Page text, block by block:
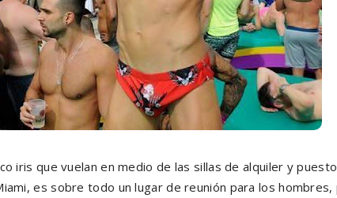
iris que vuelan en medio de las sillas de alquiler y
es sobre todo un lugar de reunión para los hombres,